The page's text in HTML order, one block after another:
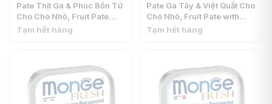
Pate Thịt Gà & Phúc Bồn Tử
Cho Chó Nhỏ, Fruit Pate
with Chunkies, with
Tạm hết hàng
Pate Gà Tây & Việt Quất Cho
Chó Nhỏ, Fruit Pate with
Chunkies, with Turkey &
Tạm hết hàng